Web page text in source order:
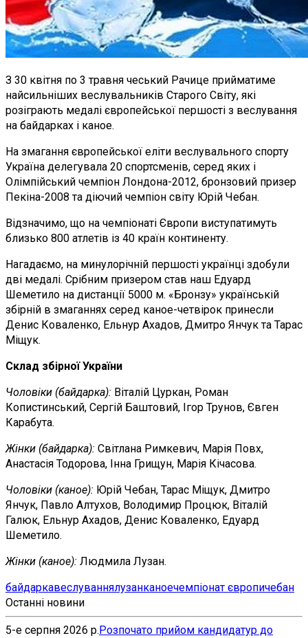
З 30 квітня по 3 травня чеський Рачице прийматиме
найсильніших веслувальників Старого Світу, які
розіграють медалі європейської першості з веслування
на байдарках і каное.
На змагання європейської еліти веслувального спорту
Україна делегувала 20 спортсменів, серед яких і
Олімпійський чемпіон Лондона-2012, бронзовий призер
Пекіна-2008 та діючий чемпіон світу Юрій Чебан.
Відзначимо, що на чемпіонаті Європи виступатимуть
близько 800 атлетів із 40 країн континенту.
Нагадаємо, на минулорічній першості українці здобули
дві медалі. Срібним призером став наш Едуард
Шеметило на дистанції 5000 м. «Бронзу» українській
збірній в змаганнях серед каное-четвірок принесли
Денис Коваленко, Ельнур Ахадов, Дмитро Янчук та Тарас
Міщук.
Склад збірної України
Чоловіки (байдарка): Віталій Цуркан, Роман
Копистинський, Сергій Баштовий, Ігор Трунов, Євген
Карабута.
Жінки (байдарка): Світлана Римкевич, Марія Повх,
Анастасія Тодорова, Інна Грищун, Марія Кічасова.
Чоловіки (каное): Юрій Чебан, Тарас Міщук, Дмитро
Янчук, Павло Алтухов, Володимир Процюк, Віталій
Галюк, Ельнур Ахадов, Денис Коваленко, Едуард
Шеметило.
Жінки (каное): Людмила Лузан.
байдаркавеслуваннялузанканоечемпіонат європичебан
Останні новини
5-е серпня 2026 р.Розпочато прийом кандидатур до